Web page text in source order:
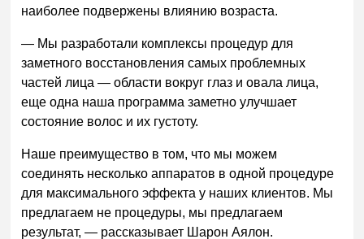
наиболее подвержены влиянию возраста.
— Мы разработали комплексы процедур для
заметного восстановления самых проблемных
частей лица — области вокруг глаз и овала лица,
еще одна наша программа заметно улучшает
состояние волос и их густоту.
Наше преимущество в том, что мы можем
соединять несколько аппаратов в одной процедуре
для максимального эффекта у наших клиентов. Мы
предлагаем не процедуры, мы предлагаем
результат, — рассказывает Шарон Аялон.